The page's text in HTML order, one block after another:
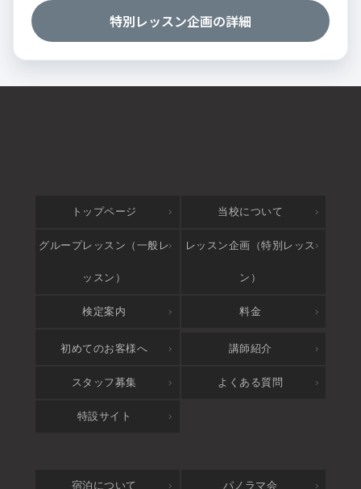
特別レッスン企画の詳細
トップページ 当校について
グループレッスン（一般レ
ッスン）
レッスン企画（特別レッス
ン）
検定案内 料金
アクセス
初めてのお客様へ 講師紹介
スタッフ募集 よくある質問
特設サイト
宿泊について パノラマ会